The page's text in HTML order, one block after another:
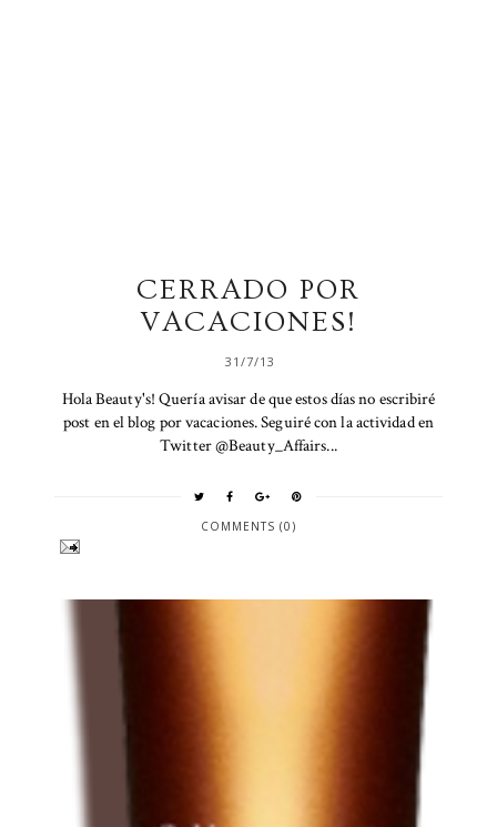
CERRADO POR
VACACIONES!
31/7/13
Hola Beauty's! Quería avisar de que estos días no escribiré
post en el blog por vacaciones. Seguiré con la actividad en
Twitter @Beauty_Affairs...
COMMENTS (0)